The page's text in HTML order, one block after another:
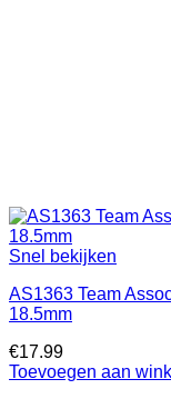
Snel bekijken
AS1363 Team
18.5mm
€17.99
Toevoegen aan